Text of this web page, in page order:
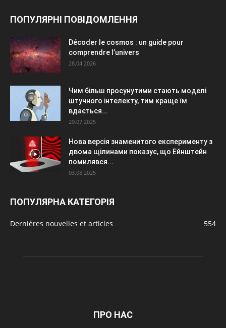
ПОПУЛЯРНІ ПОВІДОМЛЕННЯ
Décoder le cosmos : un guide pour
comprendre l’univers
28.04.2026
Чим більш просунутими стають моделі
штучного інтелекту, тим краще їм
вдається...
29.07.2025
Нова версія знаменитого експерименту з
двома щілинами показує, що Ейнштейн
помилявся...
03.08.2025
ПОПУЛЯРНА КАТЕГОРІЯ
Dernières nouvelles et articles 554
ПРО НАС